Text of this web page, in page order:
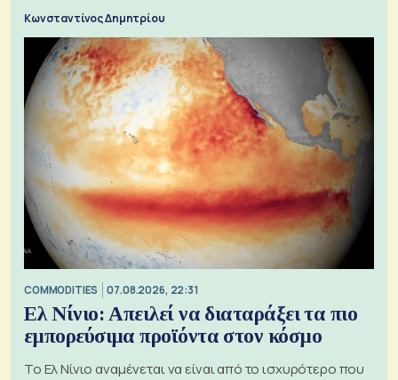
Κωνσταντίνος Δημητρίου
COMMODITIES 07.08.2026, 22:31
Ελ Νίνιο: Απειλεί να διαταράξει τα πιο
εμπορεύσιμα προϊόντα στον κόσμο
Το Ελ Νίνιο αναμένεται να είναι από το ισχυρότερο που